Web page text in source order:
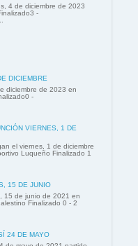
4 de diciembre de 2023
-
DICIEMBRE
diciembre de 2023 en
-
VIERNES, 1 DE
el viernes, 1 de diciembre
Luqueño Finalizado 1
15 DE JUNIO
15 de junio de 2021 en
Finalizado 0 - 2
24 DE MAYO